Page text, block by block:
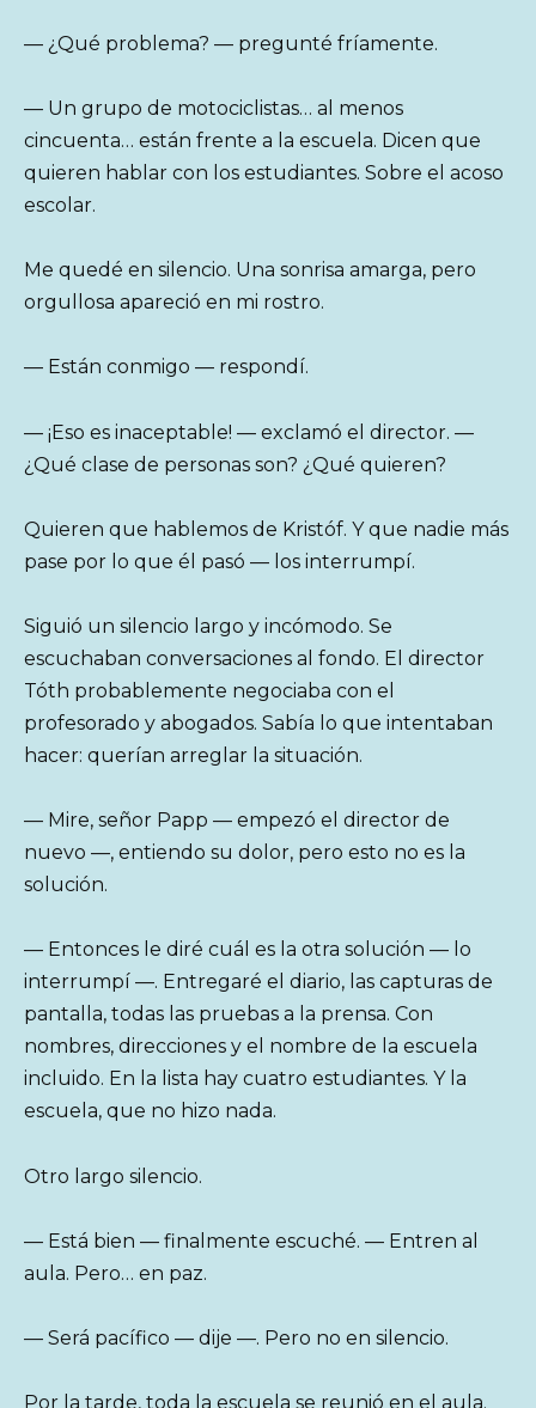
— ¿Qué problema? — pregunté fríamente.
— Un grupo de motociclistas… al menos
cincuenta… están frente a la escuela. Dicen que
quieren hablar con los estudiantes. Sobre el acoso
escolar.
Me quedé en silencio. Una sonrisa amarga, pero
orgullosa apareció en mi rostro.
— Están conmigo — respondí.
— ¡Eso es inaceptable! — exclamó el director. —
¿Qué clase de personas son? ¿Qué quieren?
Quieren que hablemos de Kristóf. Y que nadie más
pase por lo que él pasó — los interrumpí.
Siguió un silencio largo y incómodo. Se
escuchaban conversaciones al fondo. El director
Tóth probablemente negociaba con el
profesorado y abogados. Sabía lo que intentaban
hacer: querían arreglar la situación.
— Mire, señor Papp — empezó el director de
nuevo —, entiendo su dolor, pero esto no es la
solución.
— Entonces le diré cuál es la otra solución — lo
interrumpí —. Entregaré el diario, las capturas de
pantalla, todas las pruebas a la prensa. Con
nombres, direcciones y el nombre de la escuela
incluido. En la lista hay cuatro estudiantes. Y la
escuela, que no hizo nada.
Otro largo silencio.
— Está bien — finalmente escuché. — Entren al
aula. Pero… en paz.
— Será pacífico — dije —. Pero no en silencio.
Por la tarde, toda la escuela se reunió en el aula.